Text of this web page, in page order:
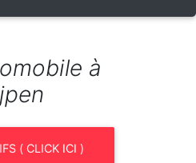
à
( CLICK ICI )